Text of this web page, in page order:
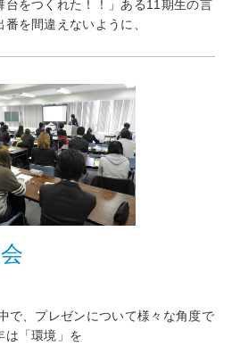
台をつくれた！！」ある11期生の言
を間違えないように、
で、プレゼンについて様々な角度で
は「環境」を